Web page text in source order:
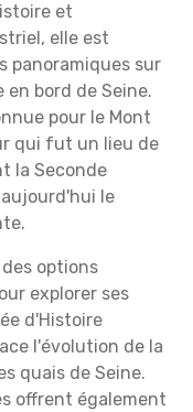
et
elle est
panoramiques sur
en bord de Seine.
pour le Mont
qui fut un lieu de
la Seconde
le
options
explorer ses
d'Histoire
l'évolution de la
quais de Seine.
offrent également